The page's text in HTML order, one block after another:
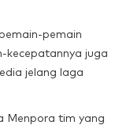
pemain
kecepatannya juga
jelang laga
Menpora tim yang